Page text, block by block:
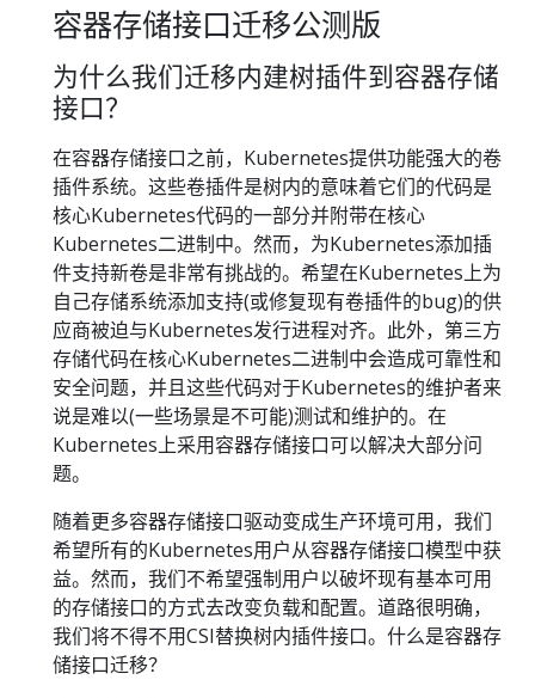
容器存储接口迁移公测版
为什么我们迁移内建树插件到容器存储
接口？
在容器存储接口之前，Kubernetes提供功能强大的卷
插件系统。这些卷插件是树内的意味着它们的代码是
核心Kubernetes代码的一部分并附带在核心
Kubernetes二进制中。然而，为Kubernetes添加插
件支持新卷是非常有挑战的。希望在Kubernetes上为
自己存储系统添加支持(或修复现有卷插件的bug)的供
应商被迫与Kubernetes发行进程对齐。此外，第三方
存储代码在核心Kubernetes二进制中会造成可靠性和
安全问题，并且这些代码对于Kubernetes的维护者来
说是难以(一些场景是不可能)测试和维护的。在
Kubernetes上采用容器存储接口可以解决大部分问
题。
随着更多容器存储接口驱动变成生产环境可用，我们
希望所有的Kubernetes用户从容器存储接口模型中获
益。然而，我们不希望强制用户以破坏现有基本可用
的存储接口的方式去改变负载和配置。道路很明确，
我们将不得不用CSI替换树内插件接口。什么是容器存
储接口迁移？